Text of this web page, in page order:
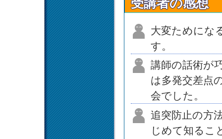
受講者の感想
大変ためにな
す。
講師の話術が
は多発交差点
会でした。
追突防止の方
じめて知るこ